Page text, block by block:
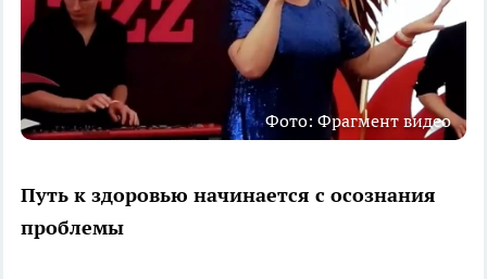
Фото: Фрагмент видео
Путь к здоровью начинается с осознания
проблемы